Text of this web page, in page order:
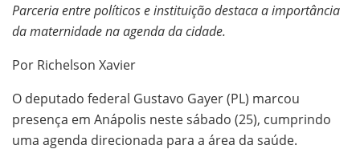
Parceria entre políticos e instituição destaca a importância
da maternidade na agenda da cidade.
Por Richelson Xavier
O deputado federal Gustavo Gayer (PL) marcou
presença em Anápolis neste sábado (25), cumprindo
uma agenda direcionada para a área da saúde.